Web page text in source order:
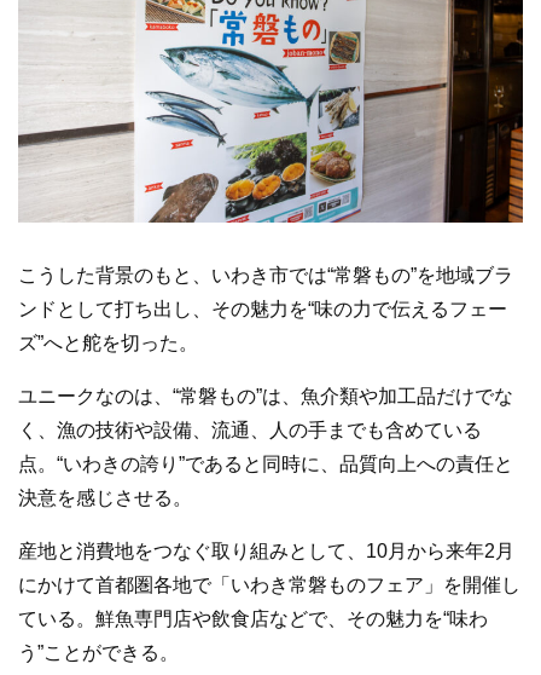
こうした背景のもと、いわき市では“常磐もの”を地域ブラ
ンドとして打ち出し、その魅力を“味の力で伝えるフェー
ズ”へと舵を切った。
ユニークなのは、“常磐もの”は、魚介類や加工品だけでな
く、漁の技術や設備、流通、人の手までも含めている
点。“いわきの誇り”であると同時に、品質向上への責任と
決意を感じさせる。
産地と消費地をつなぐ取り組みとして、10月から来年2月
にかけて首都圏各地で「いわき常磐ものフェア」を開催し
ている。鮮魚専門店や飲食店などで、その魅力を“味わ
う”ことができる。